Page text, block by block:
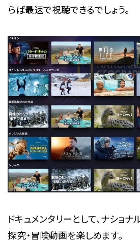
らば最速で視聴できるでしょう。
ドキュメンタリーとして、ナショナ
探究・冒険動画を楽しめます。